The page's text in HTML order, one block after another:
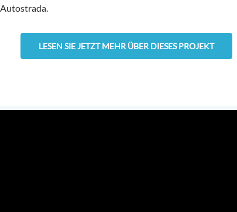
Autostrada.
LESEN SIE JETZT MEHR ÜBER DIESES PROJEKT